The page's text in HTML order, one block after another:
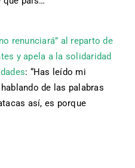
renunciará” al reparto de
y apela a la solidaridad
: “Has leído mi
de las palabras
así, es porque